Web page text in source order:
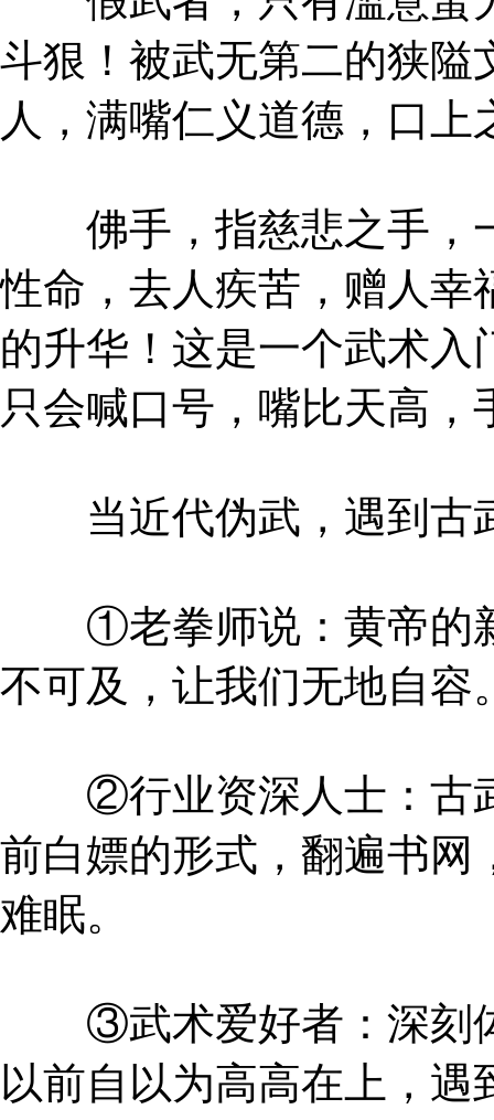
斗狠！被武无第二的狭隘
人，满嘴仁义道德，口
佛手，指慈悲之手，
性命，去人疾苦，赠人幸
的升华！这是一个武术
只会喊口号，嘴比天高，
当近代伪武，遇到古
①老拳师说：黄帝的新
不可及，让我们无地自容
②行业资深人士：古武
前白嫖的形式，翻遍书网
难眠。
③武术爱好者：深刻体
以前自以为高高在上，